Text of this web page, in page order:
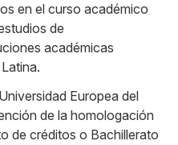
en el curso académico
de
académicas
Europea del
de la homologación
de créditos o Bachillerato